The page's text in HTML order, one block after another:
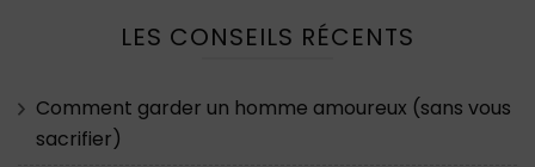
LES CONSEILS RÉCENTS
Comment garder un homme amoureux (sans vous
sacrifier)